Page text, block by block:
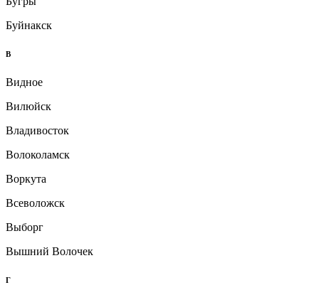
Буйнакск
В
Видное
Вилюйск
Владивосток
Волоколамск
Воркута
Всеволожск
Выборг
Вышний Волочек
Г